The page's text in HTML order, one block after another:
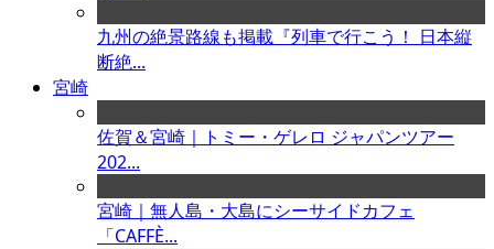
九州の絶景路線も掲載『列車で行こう！ 日本縦
断絶...
宮崎
佐賀＆宮崎｜トミー・ゲレロ ジャパンツアー
202...
宮崎｜無人島・大島にシーサイドカフェ
「CAFFÈ...